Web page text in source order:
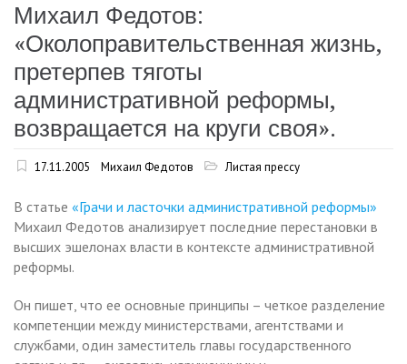
Михаил Федотов:
«Околоправительственная жизнь,
претерпев тяготы
административной реформы,
возвращается на круги своя».
17.11.2005 Михаил Федотов Листая прессу
В статье «Грачи и ласточки административной реформы»
Михаил Федотов анализирует последние перестановки в
высших эшелонах власти в контексте административной
реформы.
Он пишет, что ее основные принципы – четкое разделение
компетенции между министерствами, агентствами и
службами, один заместитель главы государственного